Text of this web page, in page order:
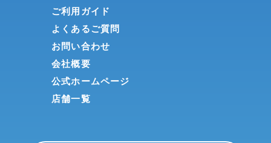
ご利用ガイド
よくあるご質問
お問い合わせ
会社概要
公式ホームページ
店舗一覧